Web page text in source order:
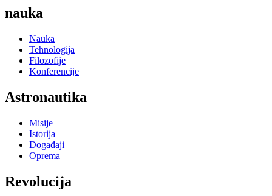
nauka
Nauka
Tehnologija
Filozofije
Konferencije
Astronautika
Misije
Istorija
Događaji
Oprema
Revolucija